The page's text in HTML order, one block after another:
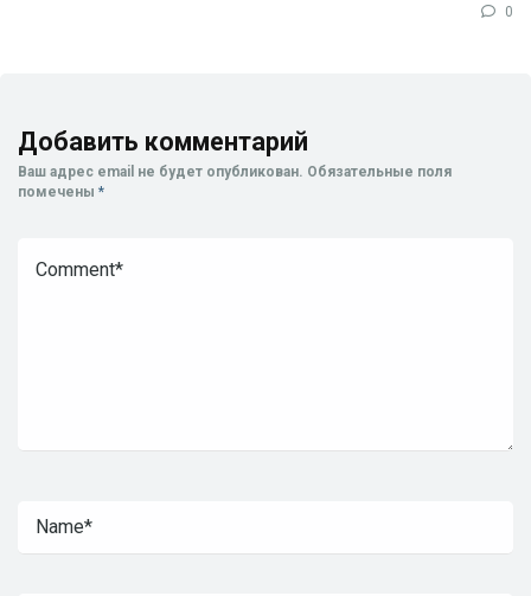
0
Добавить комментарий
Ваш адрес email не будет опубликован. Обязательные поля
помечены *